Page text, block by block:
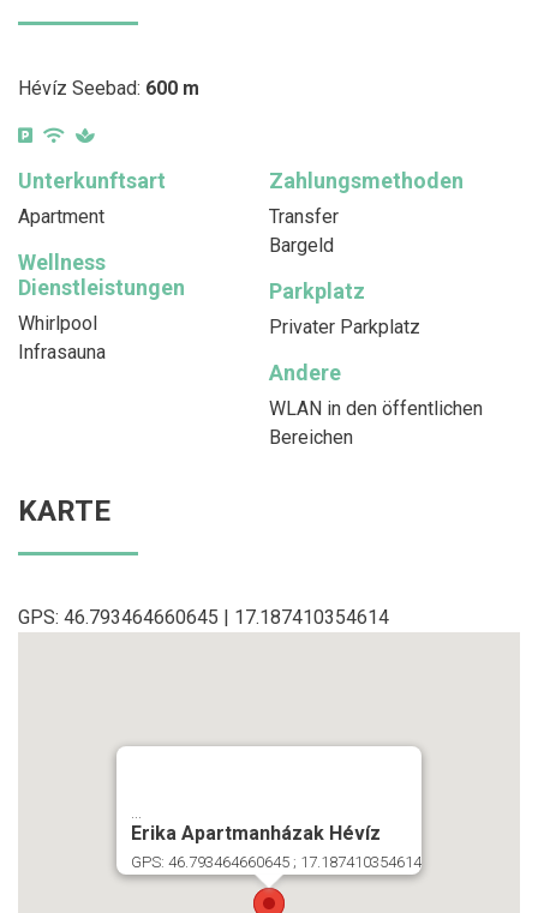
Hévíz Seebad: 600 m
Unterkunftsart
Apartment
Zahlungsmethoden
Transfer
Bargeld
Wellness
Dienstleistungen
Whirlpool
Infrasauna
Parkplatz
Privater Parkplatz
Andere
WLAN in den öffentlichen
Bereichen
KARTE
GPS: 46.793464660645 | 17.187410354614
...
Erika Apartmanházak Hévíz
GPS: 46.793464660645 ; 17.187410354614